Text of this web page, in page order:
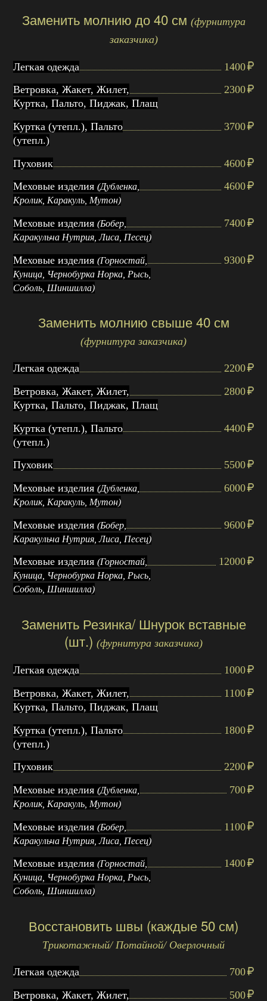
Заменить молнию до 40 см (фурнитура
заказчика)
Легкая одежда
1400
Ветровка, Жакет, Жилет,
Куртка, Пальто, Пиджак, Плащ
2300
Куртка (утепл.), Пальто
(утепл.)
3700
Пуховик
4600
Меховые изделия(Дубленка,
Кролик, Каракуль, Мутон)
4600
Меховые изделия(Бобер,
Каракульча Нутрия, Лиса, Песец)
7400
Меховые изделия(Горностай,
Куница, Чернобурка Норка, Рысь,
Соболь, Шиншилла)
9300
Заменить молнию свыше 40 см
(фурнитура заказчика)
Легкая одежда
2200
Ветровка, Жакет, Жилет,
Куртка, Пальто, Пиджак, Плащ
2800
Куртка (утепл.), Пальто
(утепл.)
4400
Пуховик
5500
Меховые изделия(Дубленка,
Кролик, Каракуль, Мутон)
6000
Меховые изделия(Бобер,
Каракульча Нутрия, Лиса, Песец)
9600
Меховые изделия(Горностай,
Куница, Чернобурка Норка, Рысь,
Соболь, Шиншилла)
12000
Заменить Резинка/ Шнурок вставные
(шт.) (фурнитура заказчика)
Легкая одежда
1000
Ветровка, Жакет, Жилет,
Куртка, Пальто, Пиджак, Плащ
1100
Куртка (утепл.), Пальто
(утепл.)
1800
Пуховик
2200
Меховые изделия(Дубленка,
Кролик, Каракуль, Мутон)
700
Меховые изделия(Бобер,
Каракульча Нутрия, Лиса, Песец)
1100
Меховые изделия(Горностай,
Куница, Чернобурка Норка, Рысь,
Соболь, Шиншилла)
1400
Восстановить швы (каждые 50 см)
Трикотажный/ Потайной/ Оверлочный
Легкая одежда
700
Ветровка, Жакет, Жилет,
500